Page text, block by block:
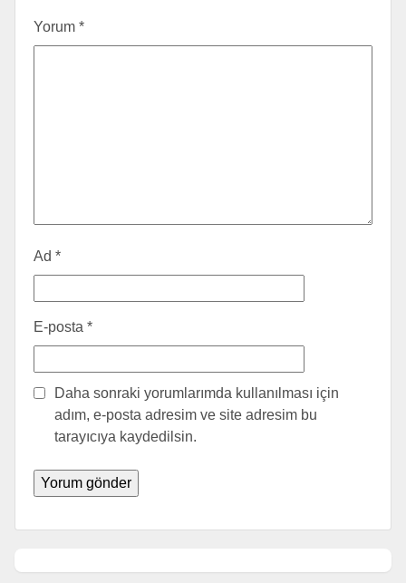
Yorum *
Ad *
E-posta *
Daha sonraki yorumlarımda kullanılması için
adım, e-posta adresim ve site adresim bu
tarayıcıya kaydedilsin.